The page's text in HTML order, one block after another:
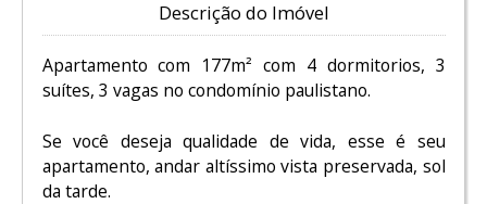
Descrição do Imóvel
Apartamento com 177m² com 4 dormitorios, 3
suítes, 3 vagas no condomínio paulistano.
Se você deseja qualidade de vida, esse é seu
apartamento, andar altíssimo vista preservada, sol
da tarde.